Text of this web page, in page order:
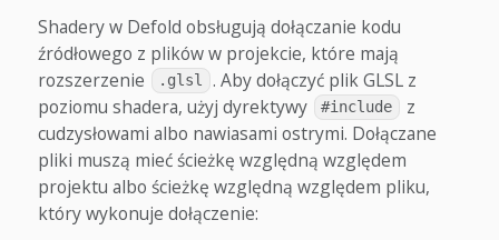
Shadery w Defold obsługują dołączanie kodu
źródłowego z plików w projekcie, które mają
rozszerzenie
.glsl
. Aby dołączyć plik GLSL z
poziomu shadera, użyj dyrektywy
#include
z
cudzysłowami albo nawiasami ostrymi. Dołączane
pliki muszą mieć ścieżkę względną względem
projektu albo ścieżkę względną względem pliku,
który wykonuje dołączenie: